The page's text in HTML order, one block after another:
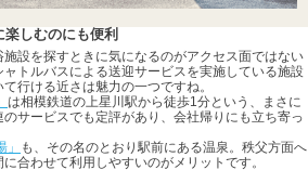
しむのにも便利
設を探すときに気になるのがアクセス面ではない
トルバスによる送迎サービスを実施している施設
行ける近さは魅力の一つですね。
は相模鉄道の上星川駅から徒歩1分という、まさに
サービスでも定評があり、会社帰りにも立ち寄っ
も、その名のとおり駅前にある温泉。秩父方面へ
合わせて利用しやすいのがメリットです。